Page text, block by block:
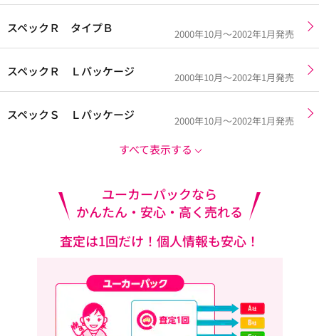
スペックＲ タイプＢ 2000年10月～2002年1月発売
スペックＲ Ｌパッケージ 2000年10月～2002年1月発売
スペックＳ Ｌパッケージ 2000年10月～2002年1月発売
すべて表示する
ユーカーパックなら
かんたん・安心・高く売れる
査定は1回だけ！個人情報も安心！